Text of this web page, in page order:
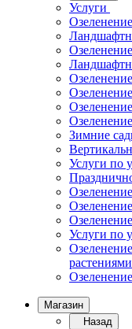
Услуги
Зимние
Услуги по
Услуги по
растениями
Магазин
Назад